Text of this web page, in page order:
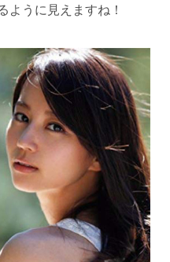
ように見えますね！